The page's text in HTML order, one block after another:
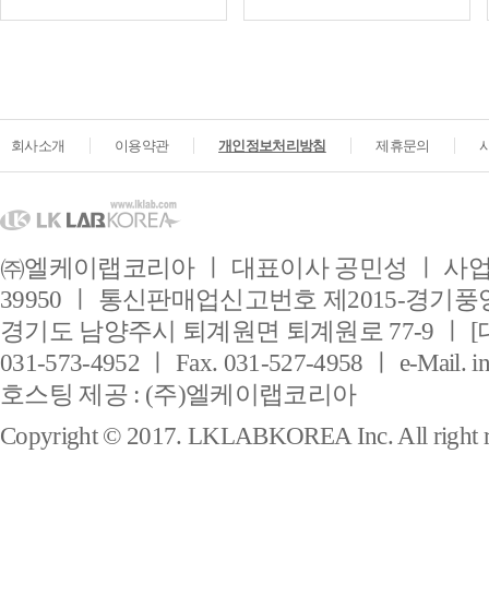
회사소개 이용약관 개인정보처리방침 제휴문의
㈜엘케이랩코리아 ㅣ 대표이사 공민성 ㅣ 사
39950 ㅣ 통신판매업신고번호 제2015-경기풍
경기도 남양주시 퇴계원면 퇴계원로 77-9 ㅣ [
031-573-4952 ㅣ Fax. 031-527-4958 ㅣ e-Mail.
호스팅 제공 : (주)엘케이랩코리아
Copyright © 2017. LKLABKOREA Inc. All right